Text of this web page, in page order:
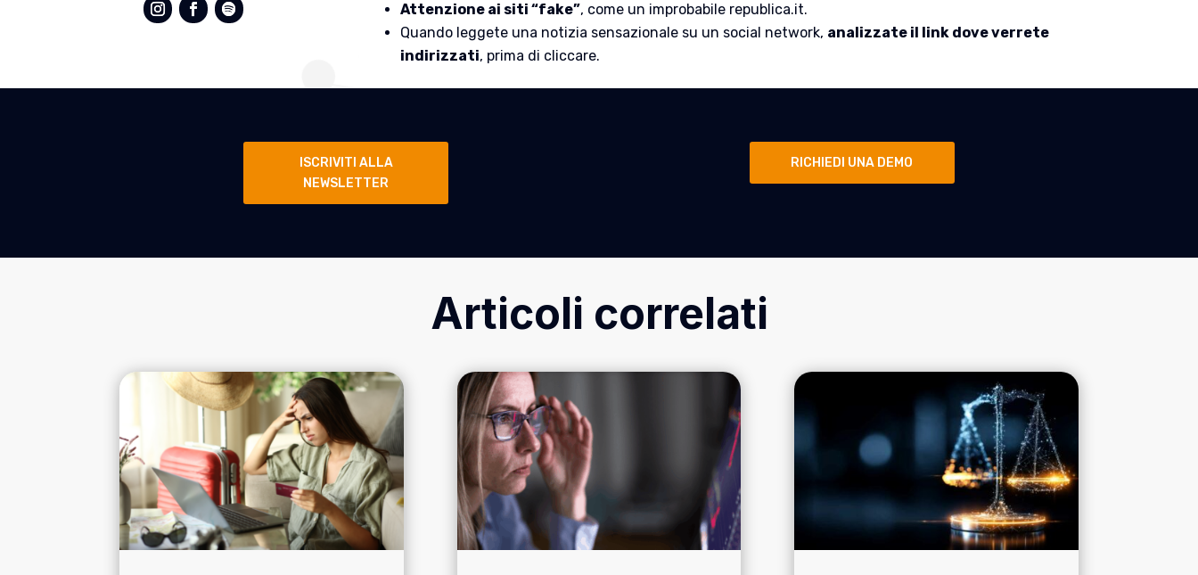
Attenzione ai siti “fake”, come un improbabile republica.it.
Quando leggete una notizia sensazionale su un social network, analizzate il link dove verrete
indirizzati, prima di cliccare.
ISCRIVITI ALLA
NEWSLETTER
RICHIEDI UNA DEMO
Articoli correlati